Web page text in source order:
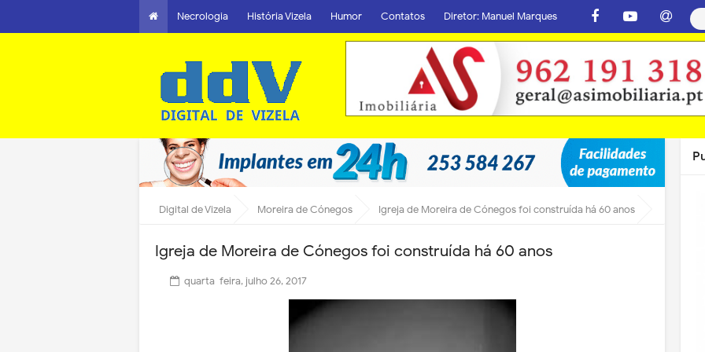
Necrologia História Vizela Humor Contatos Diretor: Manuel Marques
Digital de Vizela Moreira de Cónegos Igreja de Moreira de Cónegos foi construída há 60 anos
Igreja de Moreira de Cónegos foi construída há 60 anos
quarta-feira, julho 26, 2017